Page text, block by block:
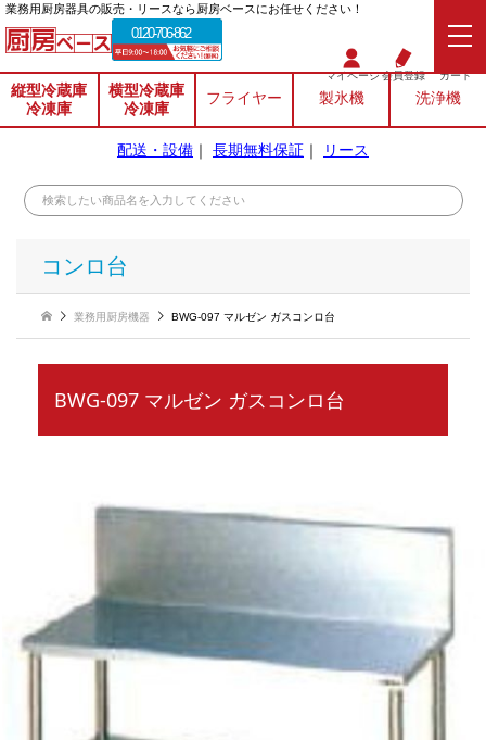
業務⽤厨房器具の販売・リースなら厨房ベースにお任せください！
0120-706-862
マイページ会員登録 カート
縦型冷蔵庫
冷凍庫
横型冷蔵庫
冷凍庫
フライヤー 製氷機 洗浄機
配送・設備 ｜ 長期無料保証 ｜ リース
コンロ台
業務用厨房機器 BWG-097 マルゼン ガスコンロ台
BWG-097 マルゼン ガスコンロ台